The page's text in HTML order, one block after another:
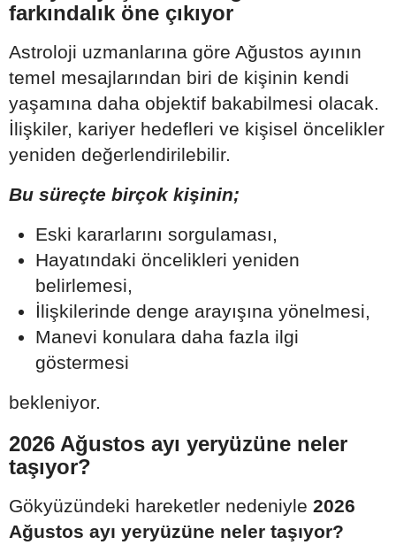
farkındalık öne çıkıyor
Astroloji uzmanlarına göre Ağustos ayının
temel mesajlarından biri de kişinin kendi
yaşamına daha objektif bakabilmesi olacak.
İlişkiler, kariyer hedefleri ve kişisel öncelikler
yeniden değerlendirilebilir.
Bu süreçte birçok kişinin;
Eski kararlarını sorgulaması,
Hayatındaki öncelikleri yeniden
belirlemesi,
İlişkilerinde denge arayışına yönelmesi,
Manevi konulara daha fazla ilgi
göstermesi
bekleniyor.
2026 Ağustos ayı yeryüzüne neler
taşıyor?
Gökyüzündeki hareketler nedeniyle 2026
Ağustos ayı yeryüzüne neler taşıyor?